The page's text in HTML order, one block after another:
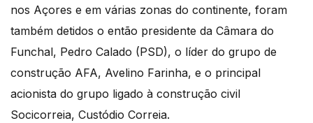
nos Açores e em várias zonas do continente, foram
também detidos o então presidente da Câmara do
Funchal, Pedro Calado (PSD), o líder do grupo de
construção AFA, Avelino Farinha, e o principal
acionista do grupo ligado à construção civil
Socicorreia, Custódio Correia.